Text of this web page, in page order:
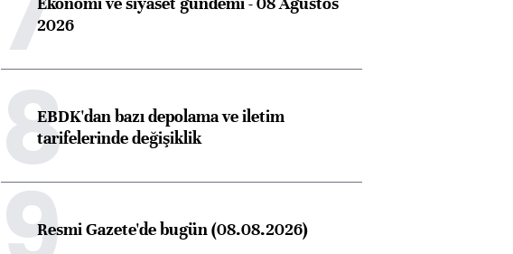
2026
8EBDK'dan bazı depolama ve iletim
tarifelerinde değişiklik
Resmi Gazete'de bugün (08.08.2026)